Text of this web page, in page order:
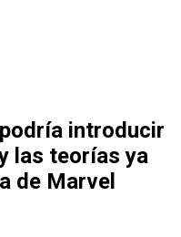
introducir
las teorías ya
de Marvel